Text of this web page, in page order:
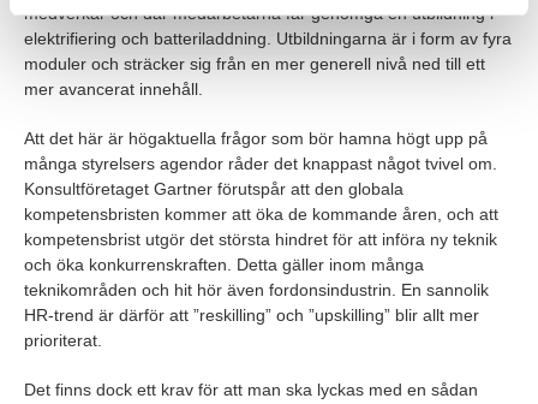
medverkar och där medarbetarna får genomgå en utbildning i
elektrifiering och batteriladdning. Utbildningarna är i form av fyra
moduler och sträcker sig från en mer generell nivå ned till ett
mer avancerat innehåll.
Att det här är högaktuella frågor som bör hamna högt upp på
många styrelsers agendor råder det knappast något tvivel om.
Konsultföretaget Gartner förutspår att den globala
kompetensbristen kommer att öka de kommande åren, och att
kompetensbrist utgör det största hindret för att införa ny teknik
och öka konkurrenskraften. Detta gäller inom många
teknikområden och hit hör även fordonsindustrin. En sannolik
HR-trend är därför att ”reskilling” och ”upskilling” blir allt mer
prioriterat.
Det finns dock ett krav för att man ska lyckas med en sådan